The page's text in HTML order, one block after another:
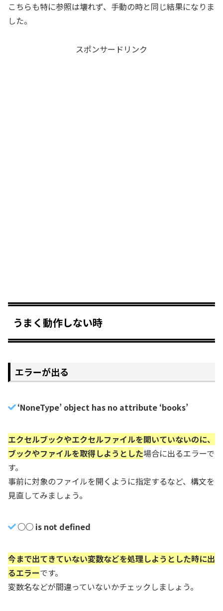
こちらも特に参照は壊れず、手動の時と同じ結果になりま
した。
スポンサードリンク
うまく動作しない時
エラーが出る
‘NoneType’ object has no attribute ‘books’
エクセルブックやエクセルファイルを開いていないのに、
ブックやファイルを取得しようとした場合に出るエラーで
す。
事前に対象のファイルを開くように指定するなど、構文を
見直してみましょう。
○○ is not defined
今まで出てきていない変数などを処理しようとした時に出
るエラーです。
変数名などが間違っていないかチェックしましょう。